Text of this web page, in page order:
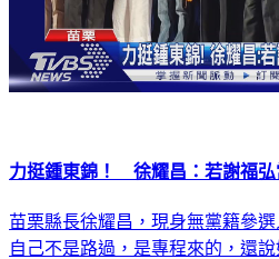
力挺鍾東錦！ 徐耀昌：若謝福弘
苗栗縣長徐耀昌，現身無黨籍參
自己不是路過，是專程來的，還